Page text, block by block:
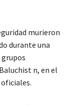
murieron
durante una
n, en el